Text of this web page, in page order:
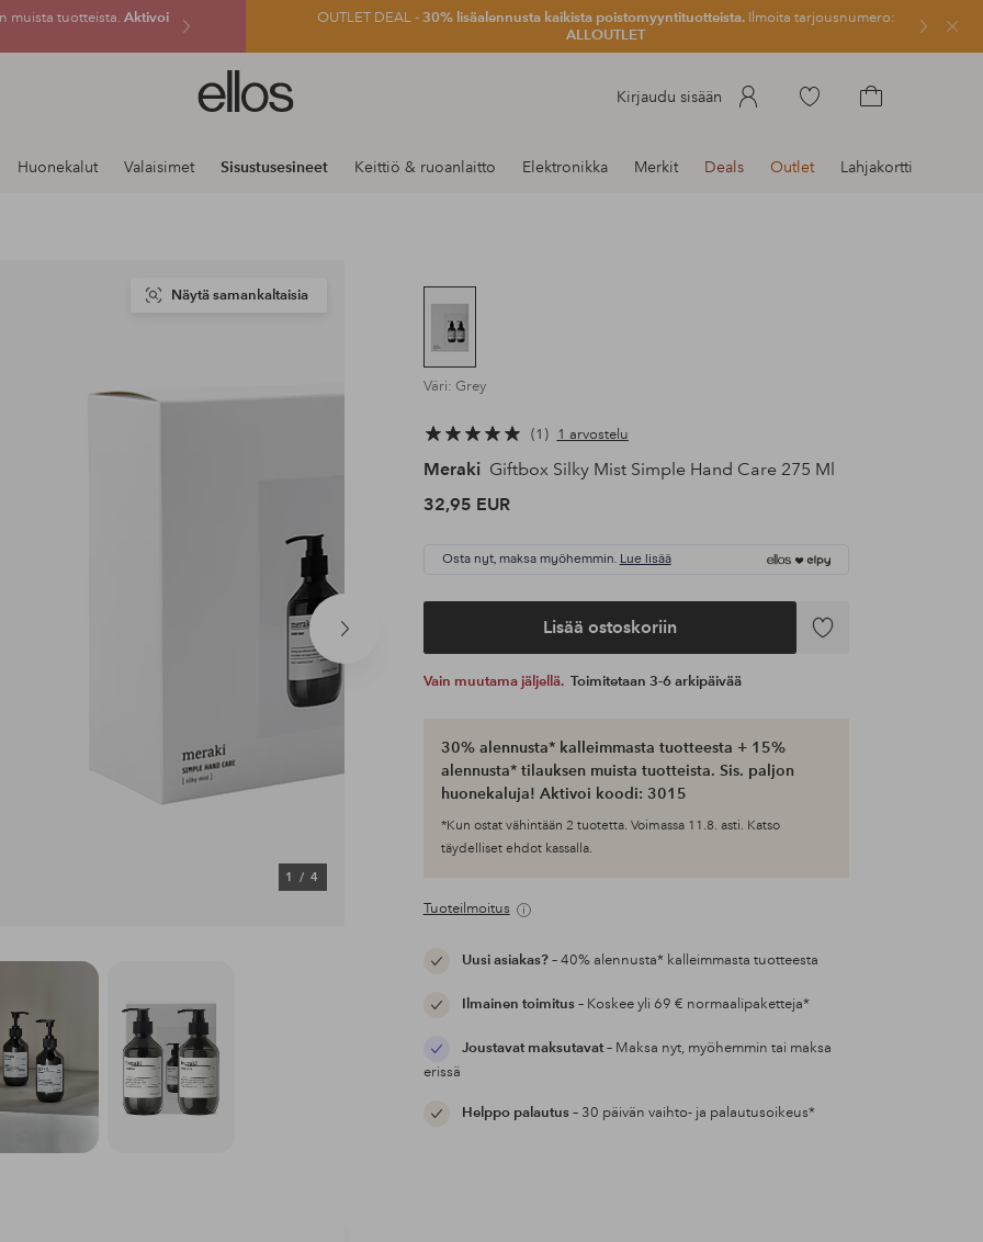
muista tuotteista. Aktivoi
OUTLET DEAL -30% lisäalennusta kaikista poistomyyntituotteista.Ilmoita tarjousnumero:
ALLOUTLET
Sulje
Ellos-
logo
siirry
Kirjaudu sisään
Siirry
Huonekalut Valaisimet Sisustusesineet Keittiö & ruoanlaitto Elektronikka Merkit Deals Outlet Lahjakortti
Seuraava
1/ 4
Näytä samankaltaisia
Väri: Grey
1 1 arvostelu
Meraki Giftbox Silky Mist Simple Hand Care 275 Ml
32,95 EUR
Osta nyt, maksa myöhemmin. Lue lisää
Lisää ostoskoriin
Lisää
Vain muutama jäljellä. Toimitetaan 3-6 arkipäivää
30% alennusta* kalleimmasta tuotteesta + 15%
alennusta* tilauksen muista tuotteista. Sis. paljon
huonekaluja! Aktivoi koodi: 3015
*Kun ostat vähintään 2 tuotetta. Voimassa 11.8. asti. Katso
täydelliset ehdot kassalla.
Tuoteilmoitus
Uusi asiakas?– 40% alennusta* kalleimmasta tuotteesta
Ilmainen toimitus– Koskee yli 69 € normaalipaketteja*
Joustavat maksutavat– Maksa nyt, myöhemmin tai maksa
erissä
Helppo palautus– 30 päivän vaihto- ja palautusoikeus*